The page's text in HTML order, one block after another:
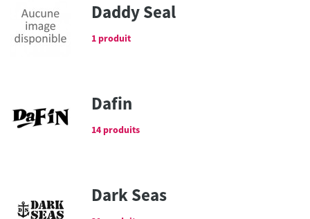
Daddy Seal
1 produit
Dafin
14 produits
Dark Seas